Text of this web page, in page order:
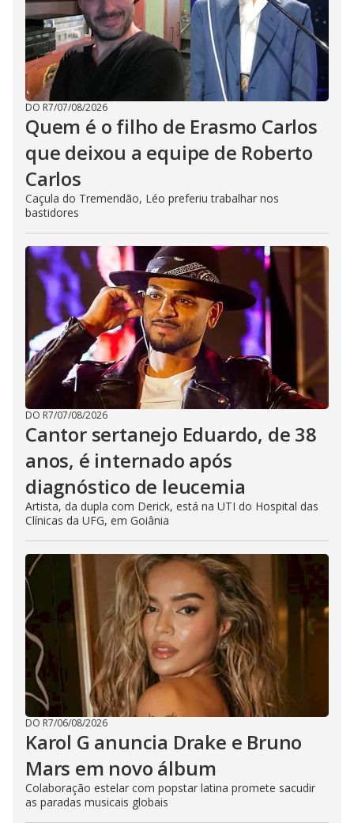
DO R7/07/08/2026
Quem é o filho de Erasmo Carlos
que deixou a equipe de Roberto
Carlos
Caçula do Tremendão, Léo preferiu trabalhar nos
bastidores
DO R7/07/08/2026
Cantor sertanejo Eduardo, de 38
anos, é internado após
diagnóstico de leucemia
Artista, da dupla com Derick, está na UTI do Hospital das
Clínicas da UFG, em Goiânia
DO R7/06/08/2026
Karol G anuncia Drake e Bruno
Mars em novo álbum
Colaboração estelar com popstar latina promete sacudir
as paradas musicais globais